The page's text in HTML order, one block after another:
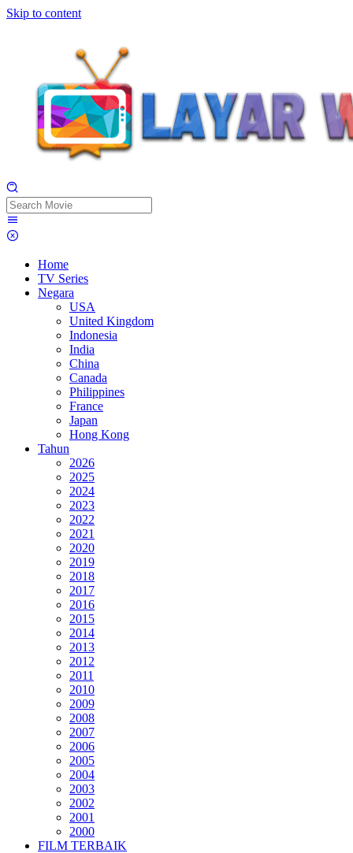
Skip to content
Home
TV Series
Negara
USA
United Kingdom
Indonesia
India
China
Canada
Philippines
France
Japan
Hong Kong
Tahun
2026
2025
2024
2023
2022
2021
2020
2019
2018
2017
2016
2015
2014
2013
2012
2011
2010
2009
2008
2007
2006
2005
2004
2003
2002
2001
2000
FILM TERBAIK